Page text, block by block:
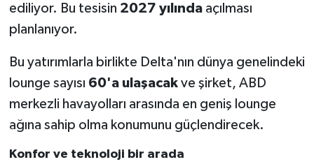
ediliyor. Bu tesisin 2027 yılındaaçılması
planlanıyor.
Bu yatırımlarla birlikte Delta'nın dünya genelindeki
lounge sayısı 60'a ulaşacakve şirket, ABD
merkezli havayolları arasında en geniş lounge
ağına sahip olma konumunu güçlendirecek.
Konfor ve teknoloji bir arada